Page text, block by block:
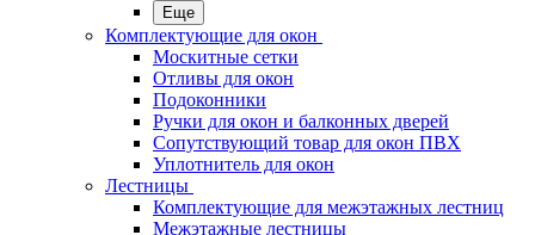
Еще
Комплектующие для окон
Москитные сетки
Отливы для окон
Подоконники
Ручки для окон и балконных дверей
Сопутствующий товар для окон ПВХ
Уплотнитель для окон
Лестницы
Комплектующие для межэтажных лестниц
Межэтажные лестницы